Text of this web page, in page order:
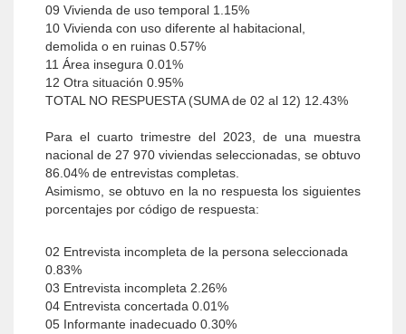
09 Vivienda de uso temporal 1.15%
10 Vivienda con uso diferente al habitacional,
demolida o en ruinas 0.57%
11 Área insegura 0.01%
12 Otra situación 0.95%
TOTAL NO RESPUESTA (SUMA de 02 al 12) 12.43%
Para el cuarto trimestre del 2023, de una muestra
nacional de 27 970 viviendas seleccionadas, se obtuvo
86.04% de entrevistas completas.
Asimismo, se obtuvo en la no respuesta los siguientes
porcentajes por código de respuesta:
02 Entrevista incompleta de la persona seleccionada
0.83%
03 Entrevista incompleta 2.26%
04 Entrevista concertada 0.01%
05 Informante inadecuado 0.30%